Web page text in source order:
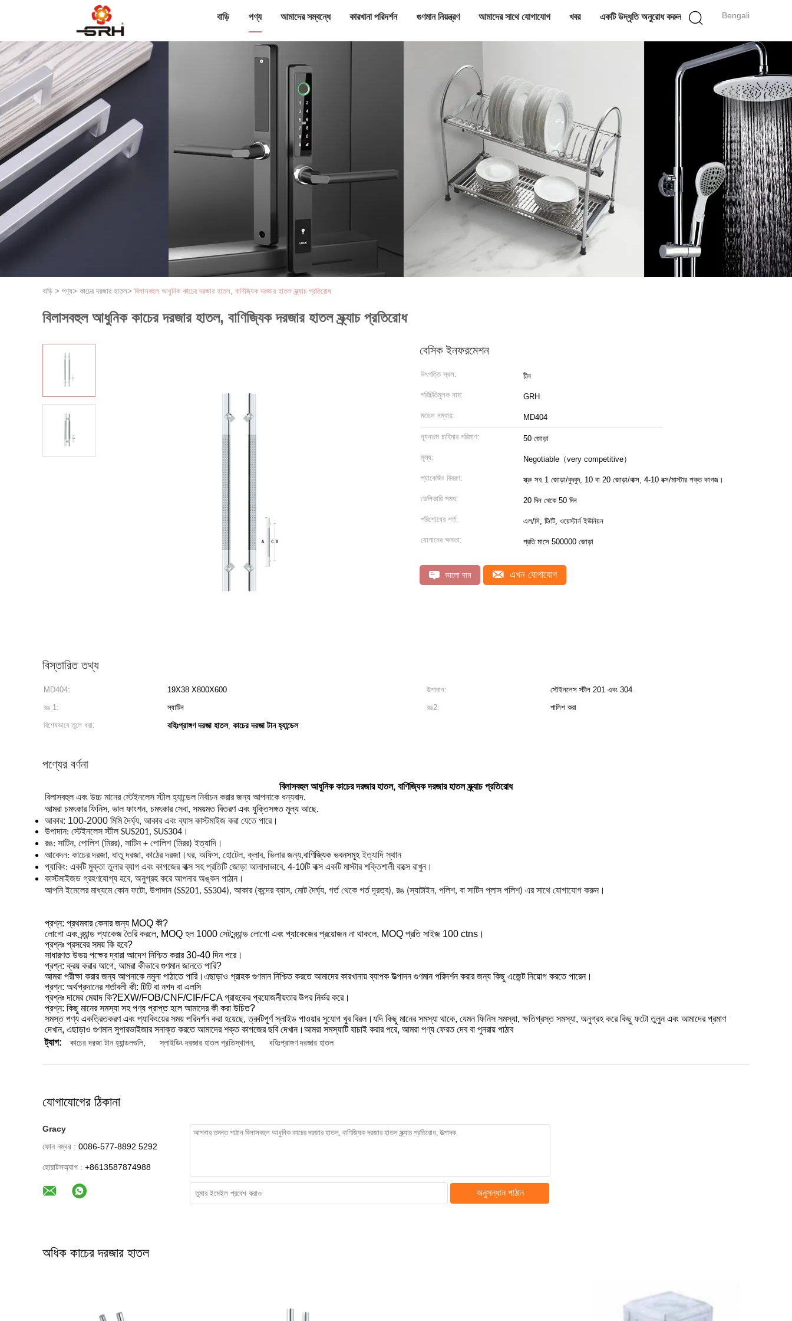
Bengali
বাড়ি পণ্য আমাদের সম্বন্ধে কারখানা পরিদর্শন গুণমান নিয়ন্ত্রণ আমাদের সাথে যোগাযোগ খবর একটি উদ্ধৃতি অনুরোধ করুন
বাড়ি > পণ্য> কাচের দরজার হাতল> বিলাসবহুল আধুনিক কাচের দরজার হাতল, বাণিজ্যিক দরজার হাতল স্ক্র্যাচ প্রতিরোধ
বিলাসবহুল আধুনিক কাচের দরজার হাতল, বাণিজ্যিক দরজার হাতল স্ক্র্যাচ প্রতিরোধ
বেসিক ইনফরমেশন
উৎপত্তি স্থল: চীন
পরিচিতিমুলক নাম: GRH
মডেল নম্বার: MD404
ন্যূনতম চাহিদার পরিমাণ: 50 জোড়া
মূল্য: Negotiable（very competitive）
প্যাকেজিং বিবরণ: স্ক্রু সহ 1 জোড়া/বুদবুদ, 10 বা 20 জোড়া/বাক্স, 4-10 বক্স/মাস্টার শক্ত কাগজ।
ডেলিভারি সময়: 20 দিন থেকে 50 দিন
পরিশোধের শর্ত: এল/সি, টি/টি, ওয়েস্টার্ন ইউনিয়ন
যোগানের ক্ষমতা: প্রতি মাসে 500000 জোড়া
ভালো দাম এখন যোগাযোগ
বিস্তারিত তথ্য
MD404: 19X38 X800X600 উপাদান:
স্টেইনলেস স্টীল 201 এবং 304
রঙ 1:
স্যাটিন রঙ2:
পালিশ করা
বিশেষভাবে তুলে ধরা:
বহিঃপ্রাঙ্গণ দরজা হাতল, কাচের দরজা টান হ্যান্ডেল
পণ্যের বর্ণনা
বিলাসবহুল আধুনিক কাচের দরজার হাতল, বাণিজ্যিক দরজার হাতল স্ক্র্যাচ প্রতিরোধ
বিলাসবহুল এবং উচ্চ মানের স্টেইনলেস স্টীল হ্যান্ডেল নির্বাচন করার জন্য আপনাকে ধন্যবাদ.
আমরা চমৎকার ফিনিস, ভাল ফাংশন, চমৎকার সেবা, সময়মত বিতরণ এবং যুক্তিসঙ্গত মূল্য আছে.
আকার: 100-2000 মিমি দৈর্ঘ্য, আকার এবং ব্যাস কাস্টমাইজ করা যেতে পারে।
উপাদান: স্টেইনলেস স্টীল SUS201, SUS304।
রঙ: সাটিন, পোলিশ (মিরর), সাটিন + পোলিশ (মিরর) ইত্যাদি।
আবেদন: কাচের দরজা, ধাতু দরজা, কাঠের দরজা।ঘর, অফিস, হোটেল, ক্লাব, ভিলার জন্য,বাণিজ্যিক ভবনসমূহইত্যাদি স্থান
প্যাকিং: একটি মুক্তা তুলার ব্যাগ এবং কাগজের বাক্স সহ প্রতিটি জোড়া আলাদাভাবে, 4-10টি বাক্স একটি মাস্টার শক্তিশালী বাক্সে রাখুন।
কাস্টমাইজড গ্রহণযোগ্য হবে, অনুগ্রহ করে আপনার অঙ্কন পাঠান।
আপনি ইমেলের মাধ্যমে কোন ফটো, উপাদান (SS201, SS304), আকার (কন্দের ব্যাস, মোট দৈর্ঘ্য, গর্ত থেকে গর্ত দূরত্ব), রঙ (স্যাটাইন, পলিশ, বা সাটিন প্লাস পলিশ) এর সাথে যোগাযোগ করুন।
প্রশ্ন: প্রথমবার কেনার জন্য MOQ কী?
লোগো এবং ব্র্যান্ড প্যাকেজ তৈরি করলে, MOQ হল 1000 সেট;ব্র্যান্ড লোগো এবং প্যাকেজের প্রয়োজন না থাকলে, MOQ প্রতি সাইজ 100 ctns।
প্রশ্নঃ প্রসবের সময় কি হবে?
সাধারণত উভয় পক্ষের দ্বারা আদেশ নিশ্চিত করার 30-40 দিন পরে।
প্রশ্ন: ক্রয় করার আগে, আমরা কীভাবে গুণমান জানতে পারি?
আমরা পরীক্ষা করার জন্য আপনাকে নমুনা পাঠাতে পারি।এছাড়াও গ্রাহক গুণমান নিশ্চিত করতে আমাদের কারখানায় ব্যাপক উত্পাদন গুণমান পরিদর্শন করার জন্য কিছু এজেন্ট নিয়োগ করতে পারেন।
প্রশ্ন: অর্থপ্রদানের শর্তাবলী কী: টিটি বা নগদ বা এলসি
প্রশ্নঃ দামের মেয়াদ কি?EXW/FOB/CNF/CIF/FCA গ্রাহকের প্রয়োজনীয়তার উপর নির্ভর করে।
প্রশ্ন: কিছু মানের সমস্যা সহ পণ্য প্রাপ্ত হলে আমাদের কী করা উচিত?
সমস্ত পণ্য একত্রিতকরণ এবং প্যাকিংয়ের সময় পরিদর্শন করা হয়েছে, ত্রুটিপূর্ণ স্লাইড পাওয়ার সুযোগ খুব বিরল।যদি কিছু মানের সমস্যা থাকে, যেমন ফিনিস সমস্যা, ক্ষতিগ্রস্ত সমস্যা, অনুগ্রহ করে কিছু ফটো তুলুন এবং আমাদের প্রমাণ
দেখান, এছাড়াও গুণমান সুপারভাইজার সনাক্ত করতে আমাদের শক্ত কাগজের ছবি দেখান।আমরা সমস্যাটি যাচাই করার পরে, আমরা পণ্য ফেরত দেব বা পুনরায় পাঠাব
ট্যাগ:
কাচের দরজা টান হ্যান্ডলগুলি স্লাইডিং দরজার হাতল প্রতিস্থাপন, বহিঃপ্রাঙ্গণ দরজার হাতল
যোগাযোগের ঠিকানা
Gracy
ফোন নম্বর : 0086-577-8892 5292
হোয়াটসঅ্যাপ : +8613587874988
অনুসন্ধান পাঠান
অধিক কাচের দরজার হাতল